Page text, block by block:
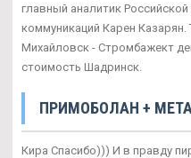
главный аналитик
коммуникаций Карен
Михайловск - Стромбажект
стоимость Шадринск.
ПРИМОБОЛАН +
Кира Спасибо))) И в правду